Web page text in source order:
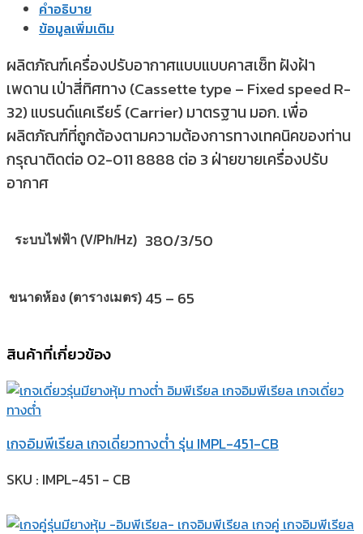
คำอธิบาย
ข้อมูลเพิ่มเติม
ผลิตภัณฑ์เครื่องปรับอากาศแบบแบบคาสเซ็ท ฝังฝ้า
เพดาน เป่าสี่ทิศทาง (Cassette type – Fixed speed R-
32) แบรนด์แคเรียร์ (Carrier) มาตรฐาน มอก. เพื่อ
ผลิตภัณฑ์ที่ถูกต้องตามความต้องการทางเทคนิคของท่าน
กรุณาติดต่อ 02-011 8888 ต่อ 3 ฝ่ายขายเครื่องปรับ
อากาศ
ระบบไฟฟ้า (V/Ph/Hz) 380/3/50
ขนาดห้อง (ตารางเมตร) 45 – 65
สินค้าที่เกี่ยวข้อง
เกจอิมพีเรียล เกจเดี่ยวทางต่ำ รุ่น IMPL-451-CB
SKU : IMPL-451 - CB